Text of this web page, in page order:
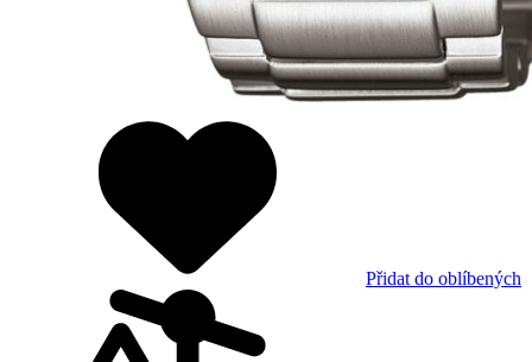
Přidat do oblíbených